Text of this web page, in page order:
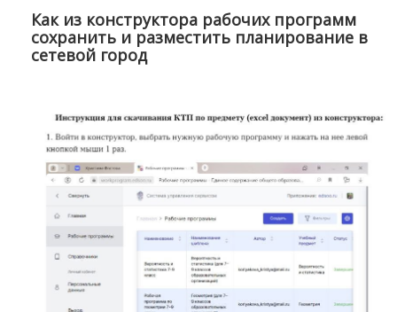
Как из конструктора рабочих программ
сохранить и разместить планирование в
сетевой город